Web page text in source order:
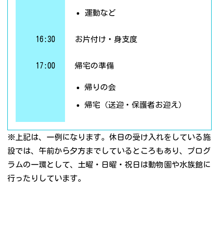
運動など
16:30 お片付け・身支度
17:00 帰宅の準備
帰りの会
帰宅（送迎・保護者お迎え）
※上記は、一例になります。休日の受け入れをしている施
設では、午前から夕方までしているところもあり、プログ
ラムの一環として、土曜・日曜・祝日は動物園や水族館に
行ったりしています。